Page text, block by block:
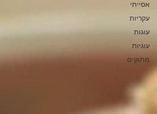
אסייתי
עקריות
עוגות
עוגיות
מתוקים